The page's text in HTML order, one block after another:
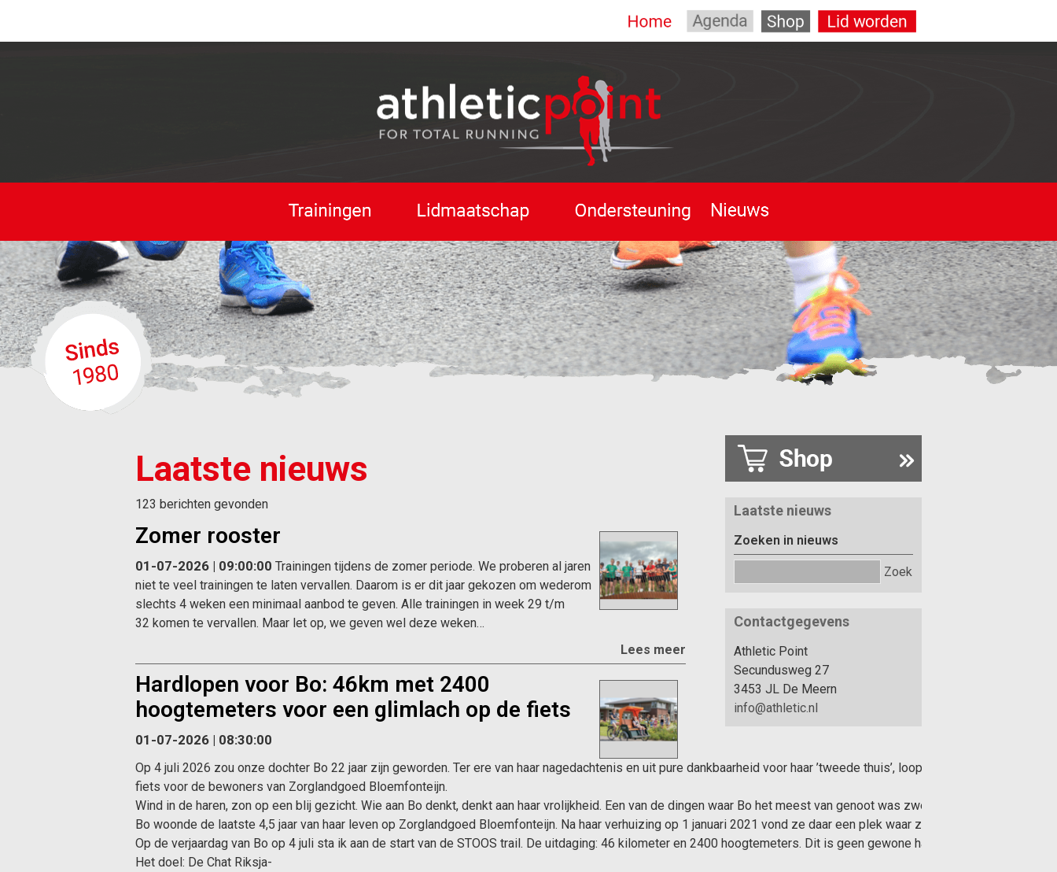
Laatste nieuws
123 berichten gevonden
Zomer rooster
01-07-2026 | 09:00:00 Trainingen tijdens de zomer periode. We proberen al jaren
niet te veel trainingen te laten vervallen. Daarom is er dit jaar gekozen om wederom
slechts 4 weken een minimaal aanbod te geven. Alle trainingen in week 29 t/m
32 komen te vervallen. Maar let op, we geven wel deze weken…
Lees meer
Hardlopen voor Bo: 46km met 2400
hoogtemeters voor een glimlach op de fiets
01-07-2026 | 08:30:00
Op 4 juli 2026 zou onze dochter Bo 22 jaar zijn geworden. Ter ere van haar nagedachtenis en uit pure dankbaarheid voor haar ’tweede thuis’, loop ik op die dag de
fiets voor de bewoners van Zorglandgoed Bloemfonteijn.
Wind in de haren, zon op een blij gezicht. Wie aan Bo denkt, denkt aan haar vrolijkheid. Een van de dingen waar Bo het meest van genoot was zwemmen en fietsen.
Bo woonde de laatste 4,5 jaar van haar leven op Zorglandgoed Bloemfonteijn. Na haar verhuizing op 1 januari 2021 vond ze daar een plek waar ze niet alleen werd
Op de verjaardag van Bo op 4 juli sta ik aan de start van de STOOS trail. De uitdaging: 46 kilometer en 2400 hoogtemeters. Dit is geen gewone hardloopwedstrijd:
Het doel: De Chat Riksja-
Laatste nieuws
Zoeken in nieuws
Zoek
Contactgegevens
Athletic Point
Secundusweg 27
3453 JL De Meern
info@athletic.nl